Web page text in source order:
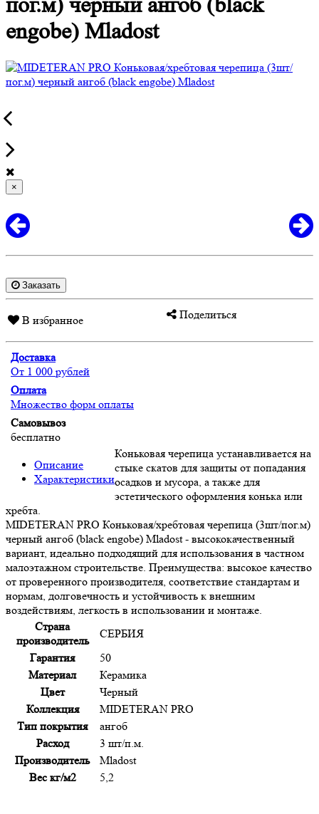
пог.м) черный ангоб (black
engobe) Mladost
×
Заказать
В избранное Поделиться
Доставка
От 1 000 рублей
Оплата
Множество форм оплаты
Самовывоз
бесплатно
Описание
Характеристики
Коньковая черепица устанавливается на
стыке скатов для защиты от попадания
осадков и мусора, а также для
эстетического оформления конька или
хребта.
MIDETERAN PRO Коньковая/хребтовая черепица (3шт/пог.м)
черный ангоб (black engobe) Mladost - высококачественный
вариант, идеально подходящий для использования в частном
малоэтажном строительстве. Преимущества: высокое качество
от проверенного производителя, соответствие стандартам и
нормам, долговечность и устойчивость к внешним
воздействиям, легкость в использовании и монтаже.
Страна
производитель
СЕРБИЯ
Гарантия
50
Материал
Керамика
Цвет
Черный
Коллекция
MIDETERAN PRO
Тип покрытия
ангоб
Расход
3 шт/п.м.
Производитель
Mladost
Вес кг/м2
5,2